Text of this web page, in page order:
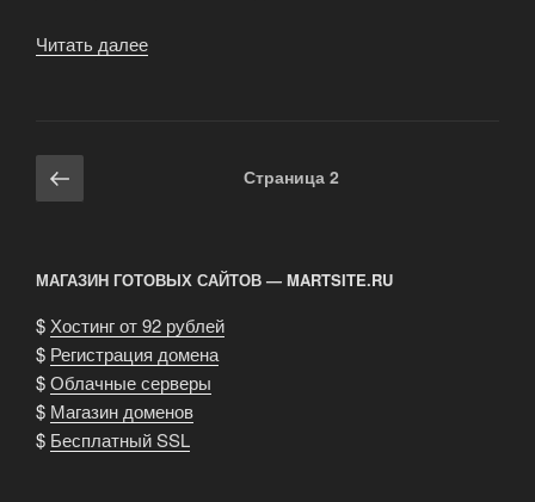
Читать далее
Навигация
по
Предыдущая
страница
Страница 2
МАГАЗИН ГОТОВЫХ САЙТОВ — MARTSITE.RU
$Хостинг от 92 рублей
$ Регистрация домена
$Облачные серверы
$ Магазин доменов
$ Бесплатный SSL